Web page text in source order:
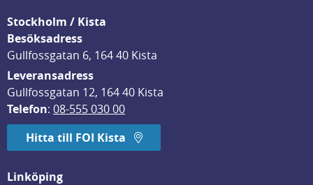
Stockholm / Kista
Besöksadress
Gullfossgatan 6, 164 40 Kista
Leveransadress
Gullfossgatan 12, 164 40 Kista
Telefon: 08-555 030 00
Hitta till FOI Kista
Linköping